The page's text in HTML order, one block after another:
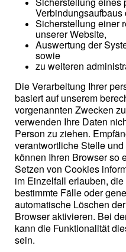
Verbindungsaufbaus
Sicherstellung einer
unserer Website,
Auswertung der
sowie
zu weiteren
Die Verarbeitung Ihrer
basiert auf unserem
vorgenannten Zwecken
verwenden Ihre Daten
Person zu ziehen.
verantwortliche Stelle
können Ihren Browser so
Setzen von Cookies
im Einzelfall erlauben,
bestimmte Fälle oder
automatische Löschen
Browser aktivieren. Bei
kann die Funktionalität
sein.